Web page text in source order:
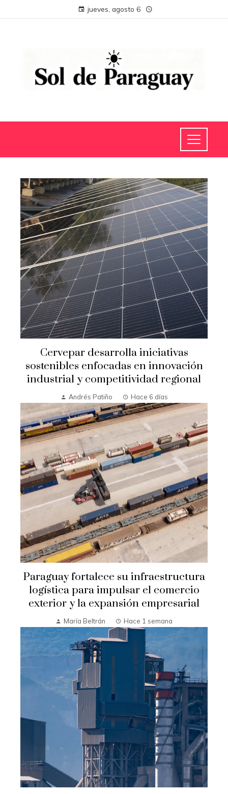
jueves, agosto 6
Cervepar desarrolla iniciativas
sostenibles enfocadas en innovación
industrial y competitividad regional
Andrés Patiño Hace 6 días
Paraguay fortalece su infraestructura
logística para impulsar el comercio
exterior y la expansión empresarial
María Beltrán Hace 1 semana